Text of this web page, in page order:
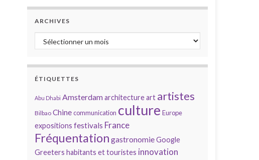
ARCHIVES
Archives
ÉTIQUETTES
Abu Dhabi Amsterdamarchitectureart artistes
Bilbao Chinecommunication culture Europe
expositions festivals France
Fréquentation gastronomieGoogle
Greeters habitants et touristes innovation